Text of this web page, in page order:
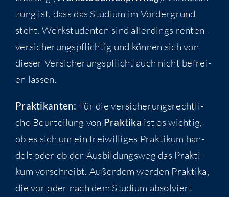
zung ist, dass das Stu­di­um im Vor­der­grund
steht. Werk­stu­den­ten sind aller­dings ren­ten­
ver­si­che­rungs­pflich­tig und kön­nen sich von
die­ser Ver­si­che­rungs­pflicht auch nicht befrei­
en lassen.
Prak­ti­kan­ten: Für die ver­si­che­rungs­recht­li­
che Beur­tei­lung von Prak­ti­ka ist es wich­tig,
ob es sich um ein frei­wil­li­ges Prak­ti­kum han­
delt oder ob der Aus­bil­dungs­weg das Prak­ti­
kum vor­schreibt. Außer­dem wer­den Prak­ti­ka,
die vor oder nach dem Stu­di­um absol­viert